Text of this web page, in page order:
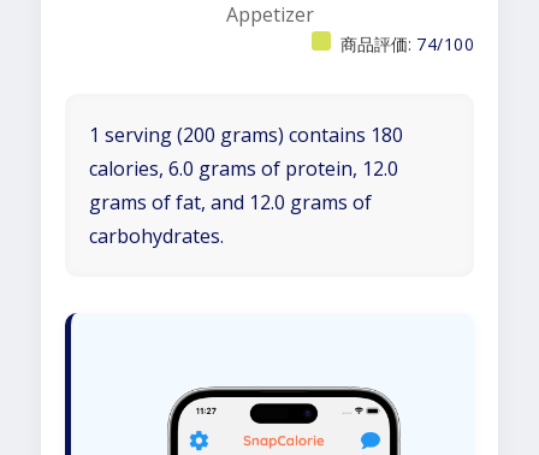
Appetizer
商品評価: 74/100
1 serving (200 grams) contains 180
calories, 6.0 grams of protein, 12.0
grams of fat, and 12.0 grams of
carbohydrates.